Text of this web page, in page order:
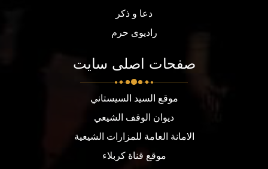
دعا و ذکر
رادیوی حرم
صفحات اصلی سایت
موقع السيد السيستاني
ديوان الوقف الشيعي
الامانة العامة للمزارات الشيعية
موقع قناة كربلاء